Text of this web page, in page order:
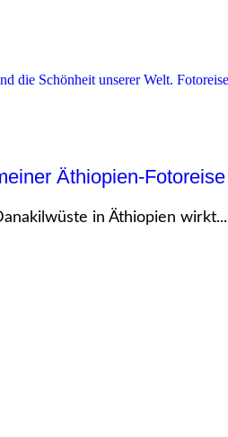
Äthiopien-Fotoreise
in Äthiopien wirkt...